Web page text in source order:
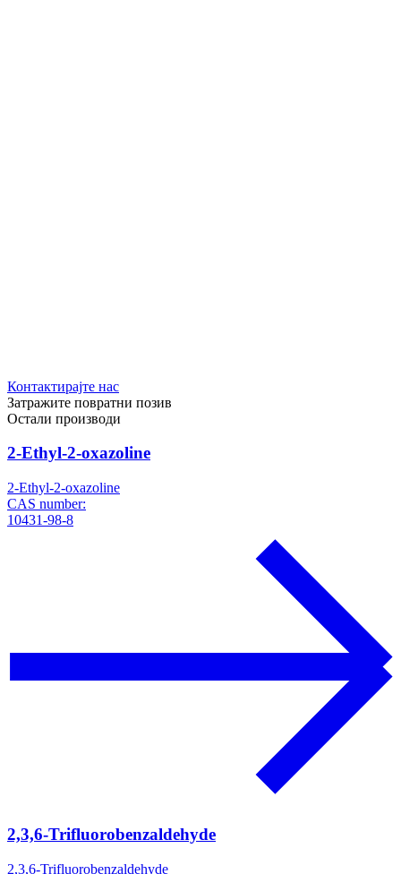
Контактирајте нас
Затражите повратни позив
Остали производи
2-Ethyl-2-oxazoline
2-Ethyl-2-oxazoline
CAS number:
10431-98-8
2,3,6-Trifluorobenzaldehyde
2,3,6-Trifluorobenzaldehyde